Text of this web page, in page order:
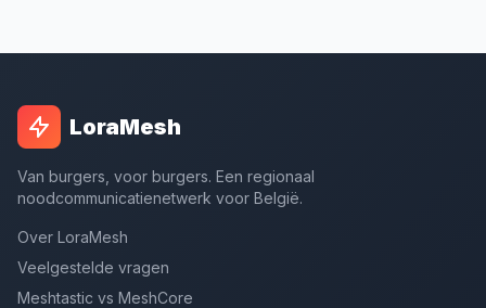
LoraMesh
Van burgers, voor burgers. Een regionaal
noodcommunicatienetwerk voor België.
Over LoraMesh
Veelgestelde vragen
Meshtastic vs MeshCore